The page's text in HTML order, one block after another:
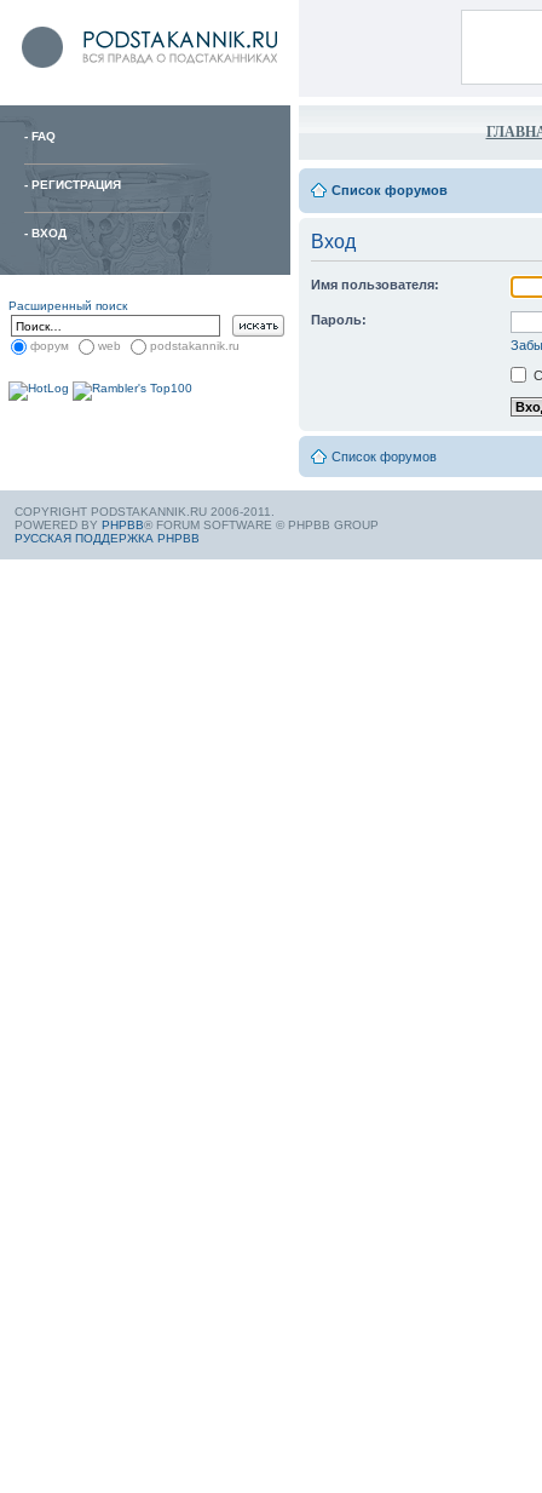
- FAQ
- РЕГИСТРАЦИЯ
- ВХОД
Расширенный поиск
форум web podstakannik.ru
Список форумов
Вход
Имя пользователя:
Пароль:
Список форумов
COPYRIGHT PODSTAKANNIK.RU 2006-2011.
POWERED BY PHPBB® FORUM SOFTWARE © PHPBB GROUP
РУССКАЯ ПОДДЕРЖКА PHPBB